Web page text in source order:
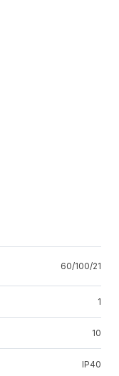
60/100/21
1
10
IP40